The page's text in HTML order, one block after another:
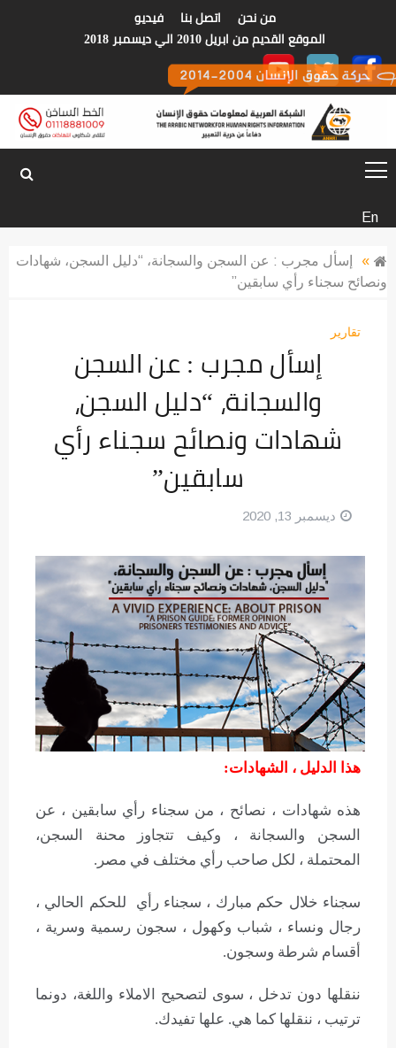
من نحن اتصل بنا
فيديو
الموقع القديم من ابريل 2010 الي ديسمبر 2018
لمعلومات حقوق
الانسان
En
»
إسأل مجرب : عن السجن والسجانة، “دليل السجن، شهادات
ونصائح سجناء رأي سابقين”
تقارير
إسأل مجرب : عن السجن
والسجانة، “دليل السجن،
شهادات ونصائح سجناء رأي
سابقين”
ديسمبر 13, 2020
هذا الدليل ، الشهادات:
هذه شهادات ، نصائح ، من سجناء رأي سابقين ، عن
السجن والسجانة ، وكيف تتجاوز محنة السجن،
المحتملة ، لكل صاحب رأي مختلف في مصر.
سجناء خلال حكم مبارك ، سجناء رأي للحكم الحالي ،
رجال ونساء ، شباب وكهول ، سجون رسمية وسرية ،
أقسام شرطة وسجون.
ننقلها دون تدخل ، سوى لتصحيح الاملاء واللغة، دونما
ترتيب ، ننقلها كما هي. علها تفيدك.